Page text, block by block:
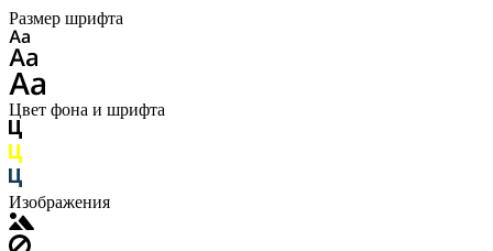
Размер шрифта
Цвет фона и шрифта
Изображения